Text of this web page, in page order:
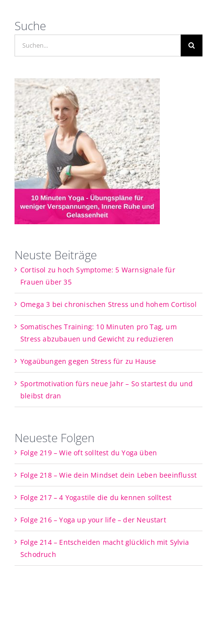
Suche
Neuste Beiträge
Cortisol zu hoch Symptome: 5 Warnsignale für
Frauen über 35
Omega 3 bei chronischen Stress und hohem Cortisol
Somatisches Training: 10 Minuten pro Tag, um
Stress abzubauen und Gewicht zu reduzieren
Yogaübungen gegen Stress für zu Hause
Sportmotivation fürs neue Jahr – So startest du und
bleibst dran
Neueste Folgen
Folge 219 – Wie oft solltest du Yoga üben
Folge 218 – Wie dein Mindset dein Leben beeinflusst
Folge 217 – 4 Yogastile die du kennen solltest
Folge 216 – Yoga up your life – der Neustart
Folge 214 – Entscheiden macht glücklich mit Sylvia
Schodruch